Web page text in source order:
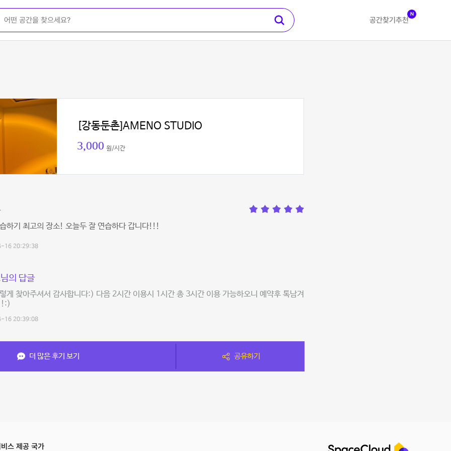
공간찾기 추천
N
[강동둔촌]AMENO STUDIO
3,000 원/시간
하기 최고의 장소! 오늘두 잘 연습하다 갑니다!!!
16 20:29:38
의 답글
게 찾아주셔서 감사합니다:) 다음 2시간 이용시 1시간 총 3시간 이용 가능하오니 예약후 톡남겨
16 20:39:08
더 많은 후기 보기 공유하기
스 제공 국가